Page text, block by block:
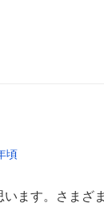
頃
ます。さまざ